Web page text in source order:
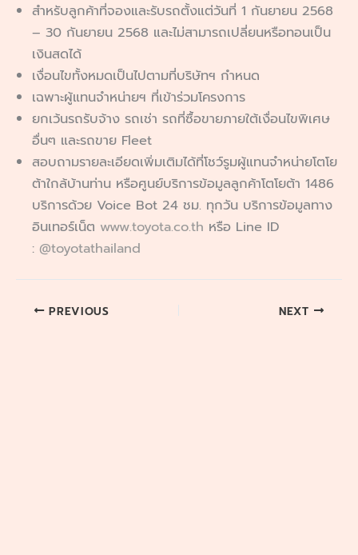
สำหรับลูกค้าที่จองและรับรถตั้งแต่วันที่ 1 กันยายน 2568
– 30 กันยายน 2568 และไม่สามารถเปลี่ยนหรือทอนเป็น
เงินสดได้
เงื่อนไขทั้งหมดเป็นไปตามที่บริษัทฯ กำหนด
เฉพาะผู้แทนจำหน่ายฯ ที่เข้าร่วมโครงการ
ยกเว้นรถรับจ้าง รถเช่า รถที่ซื้อขายภายใต้เงื่อนไขพิเศษ
อื่นๆ และรถขาย Fleet
สอบถามรายละเอียดเพิ่มเติมได้ที่โชว์รูมผู้แทนจำหน่ายโตโย
ต้าใกล้บ้านท่าน หรือศูนย์บริการข้อมูลลูกค้าโตโยต้า 1486
บริการด้วย Voice Bot 24 ชม. ทุกวัน บริการข้อมูลทาง
อินเทอร์เน็ต www.toyota.co.th หรือ Line ID
: @toyotathailand
PREVIOUS NEXT